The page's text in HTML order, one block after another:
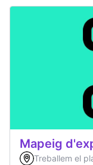
Mapeig
Treballem el